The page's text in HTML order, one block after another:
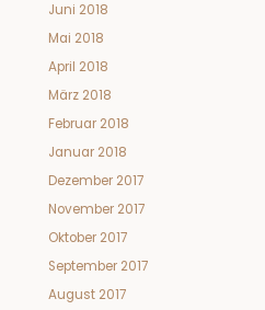
Juni 2018
Mai 2018
April 2018
März 2018
Februar 2018
Januar 2018
Dezember 2017
November 2017
Oktober 2017
September 2017
August 2017